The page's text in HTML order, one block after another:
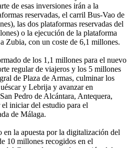
de esas inversiones irán a la
reservadas, el carril Bus-Vao de
las dos plataformas reservadas del
o la ejecución de la plataforma
Zubia, con un coste de 6,1 millones.
de los 1,1 millones para el nuevo
regular de viajeros y los 5 millones
de Plaza de Armas, culminar los
y Lebrija y avanzar en
Pedro de Alcántara, Antequera,
iniciar del estudio para el
de Málaga.
la apuesta por la digitalización del
10 millones recogidos en el